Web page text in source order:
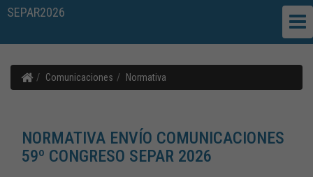
SEPAR2026
Comunicaciones Normativa
NORMATIVA ENVÍO COMUNICACIONES
59º CONGRESO SEPAR 2026